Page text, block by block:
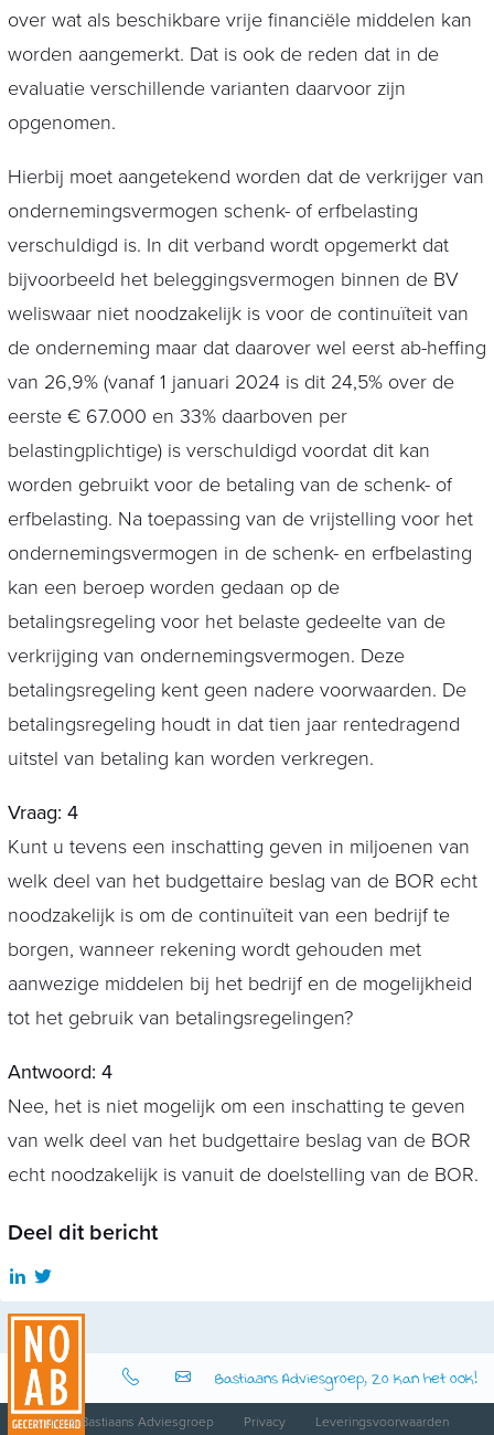
over wat als beschikbare vrije financiële middelen kan
worden aangemerkt. Dat is ook de reden dat in de
evaluatie verschillende varianten daarvoor zijn
opgenomen.
Hierbij moet aangetekend worden dat de verkrijger van
ondernemingsvermogen schenk- of erfbelasting
verschuldigd is. In dit verband wordt opgemerkt dat
bijvoorbeeld het beleggingsvermogen binnen de BV
weliswaar niet noodzakelijk is voor de continuïteit van
de onderneming maar dat daarover wel eerst ab-heffing
van 26,9% (vanaf 1 januari 2024 is dit 24,5% over de
eerste € 67.000 en 33% daarboven per
belastingplichtige) is verschuldigd voordat dit kan
worden gebruikt voor de betaling van de schenk- of
erfbelasting. Na toepassing van de vrijstelling voor het
ondernemingsvermogen in de schenk- en erfbelasting
kan een beroep worden gedaan op de
betalingsregeling voor het belaste gedeelte van de
verkrijging van ondernemingsvermogen. Deze
betalingsregeling kent geen nadere voorwaarden. De
betalingsregeling houdt in dat tien jaar rentedragend
uitstel van betaling kan worden verkregen.
Vraag: 4
Kunt u tevens een inschatting geven in miljoenen van
welk deel van het budgettaire beslag van de BOR echt
noodzakelijk is om de continuïteit van een bedrijf te
borgen, wanneer rekening wordt gehouden met
aanwezige middelen bij het bedrijf en de mogelijkheid
tot het gebruik van betalingsregelingen?
Antwoord: 4
Nee, het is niet mogelijk om een inschatting te geven
van welk deel van het budgettaire beslag van de BOR
echt noodzakelijk is vanuit de doelstelling van de BOR.
Deel dit bericht
Bastiaans Adviesgroep, Zo kan het ook!
© 2026 Bastiaans Adviesgroep Privacy Leveringsvoorwaarden